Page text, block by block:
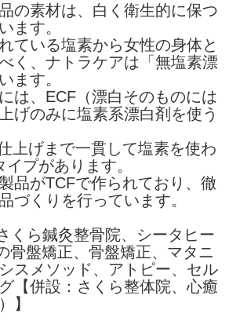
の素材は、白く衛生的に保つ
ます。
ている塩素から女性の身体と
く、ナトラケアは「無塩素漂
ます。
は、ECF（漂白そのものには
げのみに塩素系漂白剤を使う
上げまで一貫して塩素を使わ
プがあります。
品がTCFで作られており、徹
づくりを行っています。